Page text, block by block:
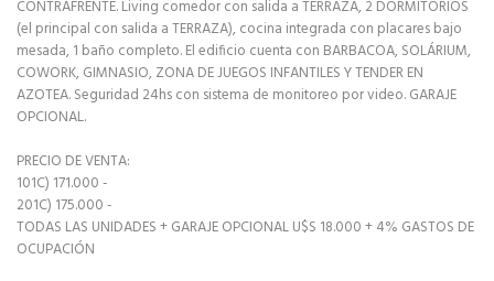
CONTRAFRENTE. Living comedor con salida a TERRAZA, 2 DORMITORIOS
(el principal con salida a TERRAZA), cocina integrada con placares bajo
mesada, 1 baño completo. El edificio cuenta con BARBACOA, SOLÁRIUM,
COWORK, GIMNASIO, ZONA DE JUEGOS INFANTILES Y TENDER EN
AZOTEA. Seguridad 24hs con sistema de monitoreo por video. GARAJE
OPCIONAL.
PRECIO DE VENTA:
101C) 171.000 -
201C) 175.000 -
TODAS LAS UNIDADES + GARAJE OPCIONAL U$S 18.000 + 4% GASTOS DE
OCUPACIÓN